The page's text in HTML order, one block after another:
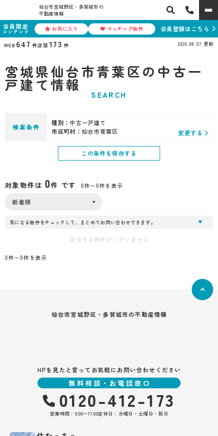
仙台市宮城野区・多賀城市の
不動産情報
会員限定
コンテンツ お気に入り マッチング物件 会員登録はこちら
WEB 647 件店頭 173 件 2026.08.07 更新
宮城県仙台市青葉区の中古一
戸建て情報
SEARCH
検索条件
種別： 中古一戸建て
市区町村： 仙台市青葉区 変更する
この条件を保存する
対象物件は 0件 です 0件〜0件を表示
気になる物件をチェックして、まとめてお問い合わせできます。
該当する物件がございません
0件〜0件を表示
仙台市宮城野区・多賀城市の不動産情報
HPを見たと言ってお気軽にお問い合わせください
無料相談・お電話窓口
0120-412-173
営業時間：9:00〜17:00定休日：水曜日・土曜日・祝日